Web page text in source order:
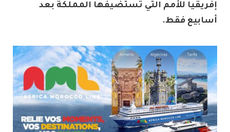
إفريقيا للأمم التي تستضيفها المملكة بعد
أسابيع فقط.